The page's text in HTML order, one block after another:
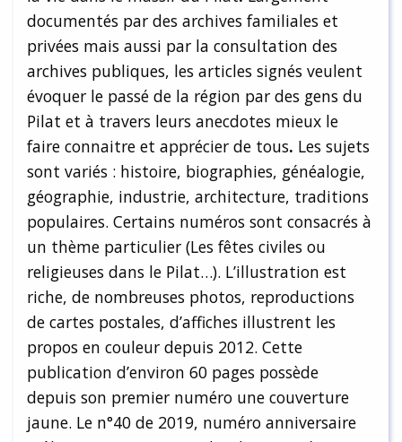
documentés par des archives familiales et
privées mais aussi par la consultation des
archives publiques, les articles signés veulent
évoquer le passé de la région par des gens du
Pilat et à travers leurs anecdotes mieux le
faire connaitre et apprécier de tous. Les sujets
sont variés : histoire, biographies, généalogie,
géographie, industrie, architecture, traditions
populaires. Certains numéros sont consacrés à
un thème particulier (Les fêtes civiles ou
religieuses dans le Pilat…). L’illustration est
riche, de nombreuses photos, reproductions
de cartes postales, d’affiches illustrent les
propos en couleur depuis 2012. Cette
publication d’environ 60 pages possède
depuis son premier numéro une couverture
jaune. Le n°40 de 2019, numéro anniversaire